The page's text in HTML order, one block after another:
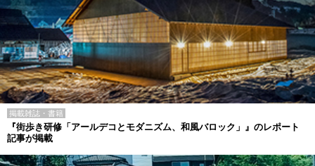
掲載雑誌・書籍
『街歩き研修「アールデコとモダニズム、和風バロック」』のレポート
記事が掲載